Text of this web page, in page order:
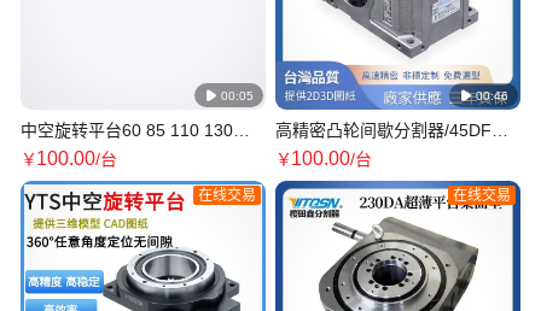
 00:05
中空旋转平台60 85 110 130步
进伺服行星减速机 电动分度盘
DD马达
￥100.00/台
在线交易
 00:46
高精密凸轮间歇分割器/45DF凸
缘型/高速无背隙/现货可定制
￥100.00/台
在线交易